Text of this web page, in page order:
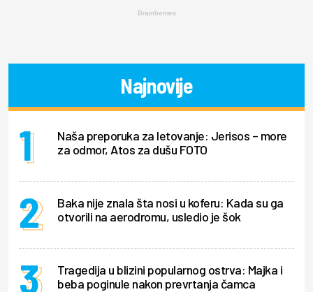
Brainberries
Najnovije
Naša preporuka za letovanje: Jerisos – more
za odmor, Atos za dušu FOTO
Baka nije znala šta nosi u koferu: Kada su ga
otvorili na aerodromu, usledio je šok
Tragedija u blizini popularnog ostrva: Majka i
beba poginule nakon prevrtanja čamca